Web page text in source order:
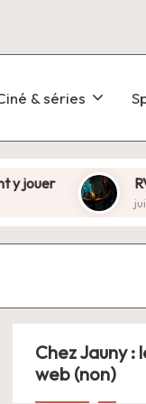
& séries
RV
juin 30,
Chez Jauny :
web (non)